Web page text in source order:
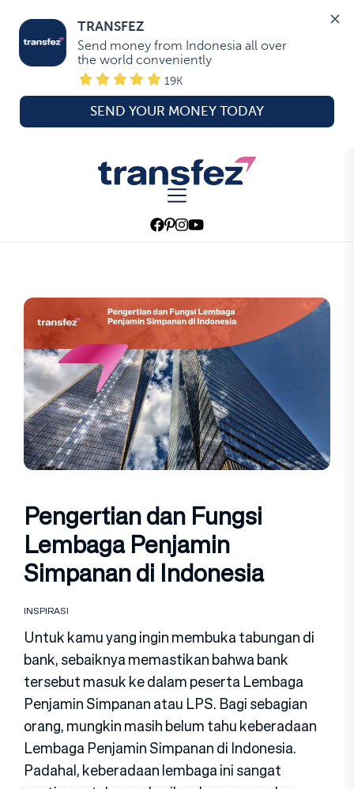
TRANSFEZ
Send money from Indonesia all over
the world conveniently
19K
SEND YOUR MONEY TODAY
Transfez
Pengertian dan Fungsi
Lembaga Penjamin
Simpanan di Indonesia
INSPIRASI
Untuk kamu yang ingin membuka tabungan di
bank, sebaiknya memastikan bahwa bank
tersebut masuk ke dalam peserta Lembaga
Penjamin Simpanan atau LPS. Bagi sebagian
orang, mungkin masih belum tahu keberadaan
Lembaga Penjamin Simpanan di Indonesia.
Padahal, keberadaan lembaga ini sangat